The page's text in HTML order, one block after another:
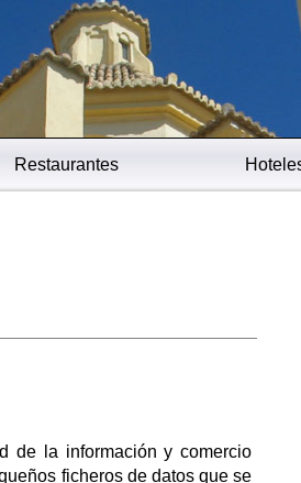
Restaurantes
de la información y comercio
ficheros de datos que se